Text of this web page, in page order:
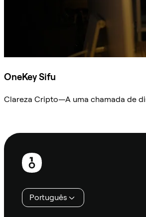
OneKey Sifu
Clareza Cripto—A uma chamada de
Rodapé
Português